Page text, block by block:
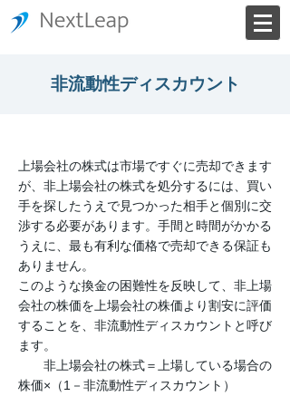
非流動性ディスカウント
上場会社の株式は市場ですぐに売却できます
が、非上場会社の株式を処分するには、買い
手を探したうえで見つかった相手と個別に交
渉する必要があります。手間と時間がかかる
うえに、最も有利な価格で売却できる保証も
ありません。
このような換金の困難性を反映して、非上場
会社の株価を上場会社の株価より割安に評価
することを、非流動性ディスカウントと呼び
ます。
非上場会社の株式＝上場している場合の
株価×（1－非流動性ディスカウント）